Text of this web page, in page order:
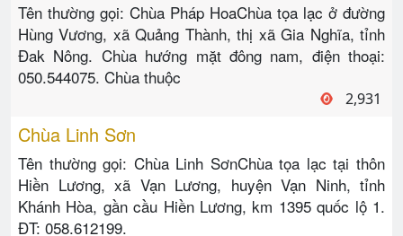
Tên thường gọi: Chùa Pháp HoaChùa tọa lạc ở đường
Hùng Vương, xã Quảng Thành, thị xã Gia Nghĩa, tỉnh
Đak Nông. Chùa hướng mặt đông nam, điện thoại:
050.544075. Chùa thuộc
2,931
Chùa Linh Sơn
Tên thường gọi: Chùa Linh SơnChùa tọa lạc tại thôn
Hiền Lương, xã Vạn Lương, huyện Vạn Ninh, tỉnh
Khánh Hòa, gần cầu Hiền Lương, km 1395 quốc lộ 1.
ĐT: 058.612199.